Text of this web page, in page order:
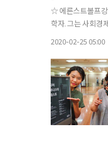
☆ 에른스트볼프강 뵈켄푀르데 명언 “신자유주의적 민주주의 사
학자. 그는 사회경
2020-02-25 05:00